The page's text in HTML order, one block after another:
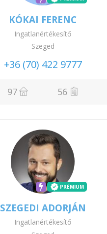
KÓKAI FERENC
Ingatlanértékesítő
Szeged
+36 (70) 422 9777
97 56
PRÉMIUM
SZEGEDI ADORJÁN
Ingatlanértékesítő